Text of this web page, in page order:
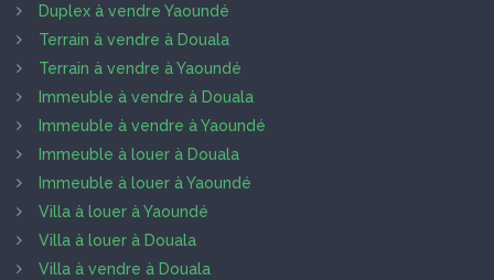
Duplex à vendre Yaoundé
Terrain à vendre à Douala
Terrain à vendre à Yaoundé
Immeuble à vendre à Douala
Immeuble à vendre à Yaoundé
Immeuble à louer à Douala
Immeuble à louer à Yaoundé
Villa à louer à Yaoundé
Villa à louer à Douala
Villa à vendre à Douala